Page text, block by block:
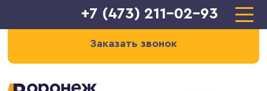
+7 (473) 211-02-93
Заказать звонок